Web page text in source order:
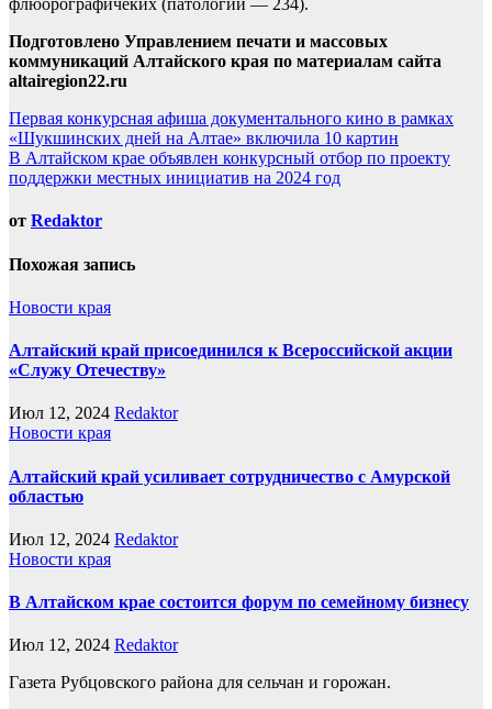
флюорографичеких (патологий — 234).
Подготовлено Управлением печати и массовых
коммуникаций Алтайского края по материалам сайта
altairegion22.ru
Навигация
по
записям
Первая конкурсная афиша документального кино в рамках
«Шукшинских дней на Алтае» включила 10 картин
В Алтайском крае объявлен конкурсный отбор по проекту
поддержки местных инициатив на 2024 год
от Redaktor
Похожая запись
Новости края
Алтайский край присоединился к Всероссийской акции
«Служу Отечеству»
Июл 12, 2024 Redaktor
Новости края
Алтайский край усиливает сотрудничество с Амурской
областью
Июл 12, 2024 Redaktor
Новости края
В Алтайском крае состоится форум по семейному бизнесу
Июл 12, 2024 Redaktor
Газета Рубцовского района для сельчан и горожан.